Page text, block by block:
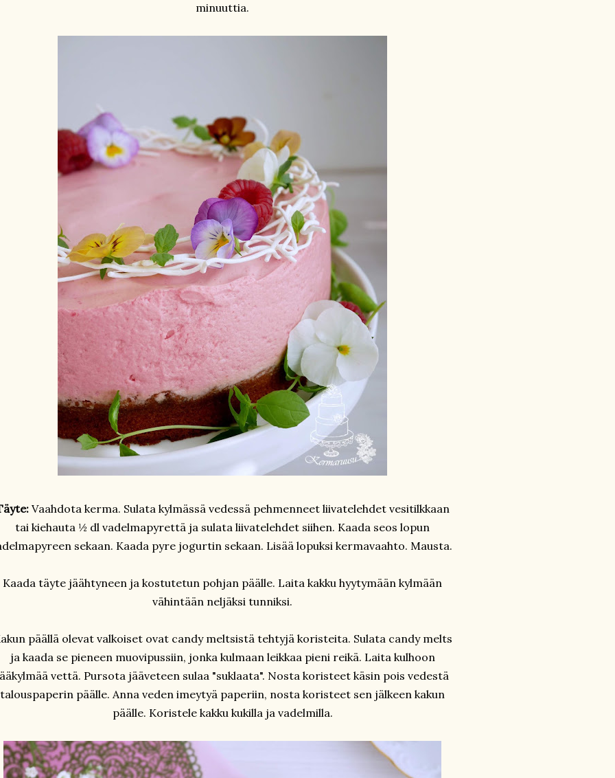
minuuttia.
Vaahdota kerma. Sulata kylmässä vedessä pehmenneet liivatelehdet vesitilkkaan
tai kiehauta ½ dl vadelmapyrettä ja sulata liivatelehdet siihen. Kaada seos lopun
sekaan. Kaada pyre jogurtin sekaan. Lisää lopuksi kermavaahto. Mausta.
Kaada täyte jäähtyneen ja kostutetun pohjan päälle. Laita kakku hyytymään kylmään
vähintään neljäksi tunniksi.
päällä olevat valkoiset ovat candy meltsistä tehtyjä koristeita. Sulata candy melts
ja kaada se pieneen muovipussiin, jonka kulmaan leikkaa pieni reikä. Laita kulhoon
vettä. Pursota jääveteen sulaa "suklaata". Nosta koristeet käsin pois vedestä
talouspaperin päälle. Anna veden imeytyä paperiin, nosta koristeet sen jälkeen kakun
päälle. Koristele kakku kukilla ja vadelmilla.